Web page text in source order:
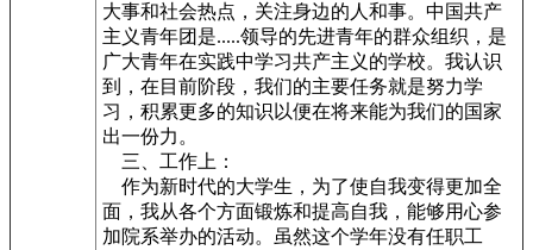
大事和社会热点，关注身边的人和事。中国共产
主义青年团是.....领导的先进青年的群众组织，是
广大青年在实践中学习共产主义的学校。我认识
到，在目前阶段，我们的主要任务就是努力学
习，积累更多的知识以便在将来能为我们的国家
出一份力。
三、工作上：
作为新时代的大学生，为了使自我变得更加全
面，我从各个方面锻炼和提高自我，能够用心参
加院系举办的活动。虽然这个学年没有任职工